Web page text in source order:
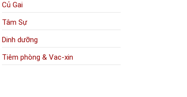
Củ Gai
Tâm Sự
Dinh dưỡng
Tiêm phòng & Vac-xin